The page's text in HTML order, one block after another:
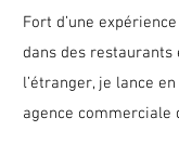
Fort d’une
dans des restaurants
l’étranger, je lance
agence commerciale